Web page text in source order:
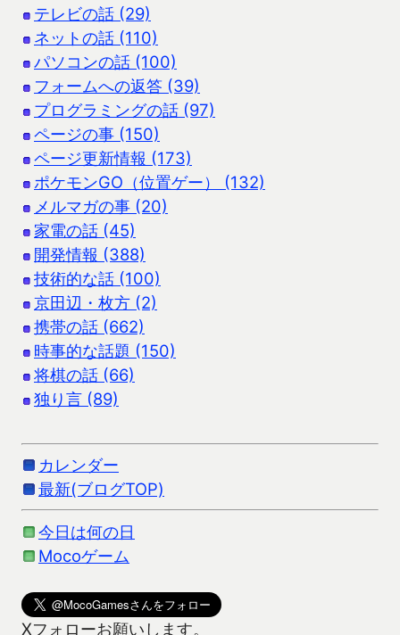
テレビの話 (29)
ネットの話 (110)
パソコンの話 (100)
フォームへの返答 (39)
プログラミングの話 (97)
ページの事 (150)
ページ更新情報 (173)
ポケモンGO（位置ゲー） (132)
メルマガの事 (20)
家電の話 (45)
開発情報 (388)
技術的な話 (100)
京田辺・枚方 (2)
携帯の話 (662)
時事的な話題 (150)
将棋の話 (66)
独り言 (89)
カレンダー
最新(ブログTOP)
今日は何の日
Mocoゲーム
Xフォローお願いします。